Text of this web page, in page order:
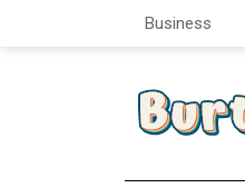
Business